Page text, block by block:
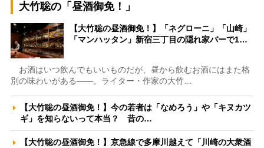
大竹聡の「昼酒御免！」
【大竹聡の昼酒御免！】「ネグローニ」「山崎」
「マンハッタン」新宿三丁目の隠れ家バーで1…
お酒はいつ飲んでもいいものだが、昼から飲むお酒にはまた格
別の味わいがある――。ライター・作家の大竹…
【大竹聡の昼酒御免！】今の若者は「なめろう」や「キヌカツ
ギ」を知らないって本当？ 昔の…
【大竹聡の昼酒御免！】京急線で多摩川越えて「川崎の大衆酒